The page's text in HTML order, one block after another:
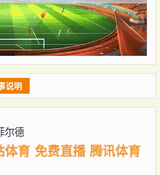
说明
尔德
体育 免费直播 腾讯体育